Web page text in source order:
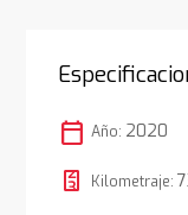
calendar_today Año: 2020
Kilometraje: